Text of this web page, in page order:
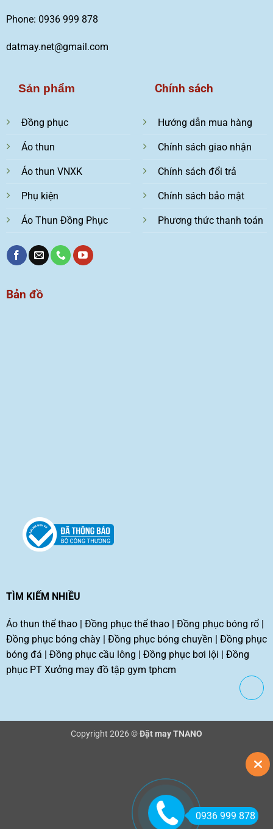
Phone: 0936 999 878
datmay.net@gmail.com
Sản phẩm
Đồng phục
Áo thun
Áo thun VNXK
Phụ kiện
Áo Thun Đồng Phục
Chính sách
Hướng dẫn mua hàng
Chính sách giao nhận
Chính sách đổi trả
Chính sách bảo mật
Phương thức thanh toán
Bản đồ
TÌM KIẾM NHIỀU
Áo thun thể thao| Đồng phục thể thao| Đồng phục bóng rổ|
Đồng phục bóng chày| Đồng phục bóng chuyền
Đồng phục
bóng đá
Đồng phục cầu lông Đồng phục bơi lội
Đồng
phục PT Xưởng may đồ tập gym tphcm
Copyright 2026 ©Đặt may TNANO
0936 999 878